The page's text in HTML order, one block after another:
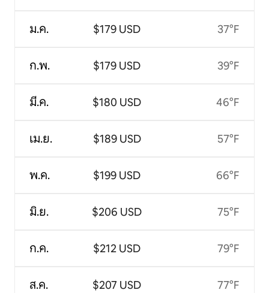
ม.ค.
ก.พ.
มี.ค.
เม.ย.
พ.ค.
มิ.ย.
ก.ค.
ส.ค.
$179 USD
$179 USD
$180 USD
$189 USD
$199 USD
$206 USD
$212 USD
$207 USD
37°F
39°F
46°F
57°F
66°F
75°F
79°F
77°F